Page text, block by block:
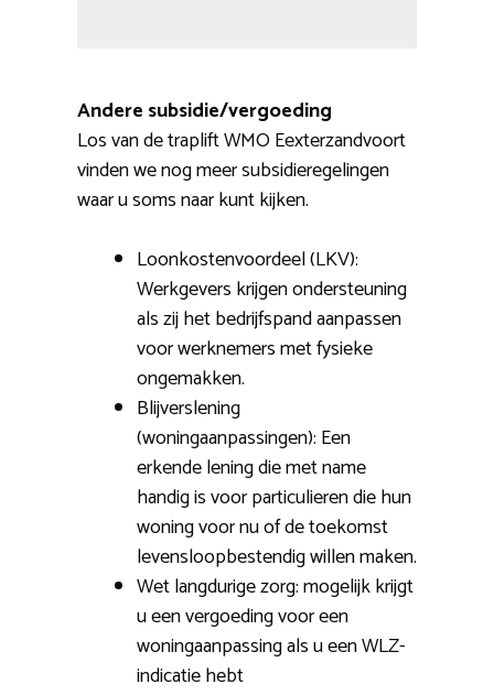
Andere subsidie/vergoeding
Los van de traplift WMO Eexterzandvoort
vinden we nog meer subsidieregelingen
waar u soms naar kunt kijken.
Loonkostenvoordeel (LKV):
Werkgevers krijgen ondersteuning
als zij het bedrijfspand aanpassen
voor werknemers met fysieke
ongemakken.
Blijverslening
(woningaanpassingen): Een
erkende lening die met name
handig is voor particulieren die hun
woning voor nu of de toekomst
levensloopbestendig willen maken.
Wet langdurige zorg: mogelijk krijgt
u een vergoeding voor een
woningaanpassing als u een WLZ-
indicatie hebt